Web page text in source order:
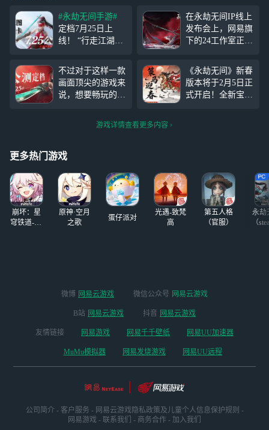
#永劫无间手游#
定档7月25日上
线！ “行走江湖，
竞技，只此一家！
永劫无间手游7月2
5日即将正式公
测！ 云云为各位
一波福利！ 参与
间手游
在永劫无间IP线上
发布会上，网易旗
下的24工作室正式
武侠吃鸡手游——
永劫无间手游将于
7月25日正式公
测。这款经历两年
迎来公测。对于设
备内存空间不足的
玩家，想了解永劫
无间有没有在线
玩？有没有网页
快速体验永劫无间
家，可以快速在线
登录手游，同时也
端游。这里小编给
大家推荐网易云游
戏，你可以一站式
在线玩转海量热门
不过对于这样一款
画面顶尖的游戏来
说，想要畅玩的话
难免，那么有没有
什么办法能让小内
玩的了《永劫无间
小编就来分享一款
神奇，使用网易云
游戏平台来畅玩永
劫无间手游。在云
游戏上游玩《永劫
存配置太低的问
题，一秒畅玩永劫
质。还能在公测日
免排队，丝滑进入
《永劫无间》新春
版本将于2月5日正
式开启！全新宝莲
犹豫？现在，通过
网易云游戏，无需
高配设备、免下载
安装，即可随时随
地畅玩《永劫无
游戏详情查看更多内容
更多热门游戏
崩坏：星
穹铁道-4.4
原神·空月
之歌
蛋仔派对
光遇-致梵
高
第五人格
（官服）
永劫
（
微博 网易云游戏 微信公众号 网易云游戏
B站 网易云游戏 抖音 网易云游戏
友情链接 网易游戏 网易千千壁纸 网易UU加速器
MuMu模拟器 网易发烧游戏 网易UU远程
公司简介 - 客户服务 - 网易云游戏隐私政策及儿童个人信息保护规则 -
网易游戏 - 联系我们 - 商务合作 - 加入我们